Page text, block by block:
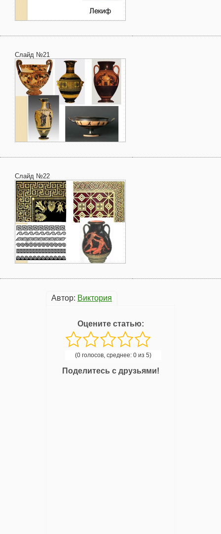
Слайд №21
Слайд №22
Автор: Виктория
Оцените статью:
(0 голосов, среднее: 0 из 5)
Поделитесь с друзьями!